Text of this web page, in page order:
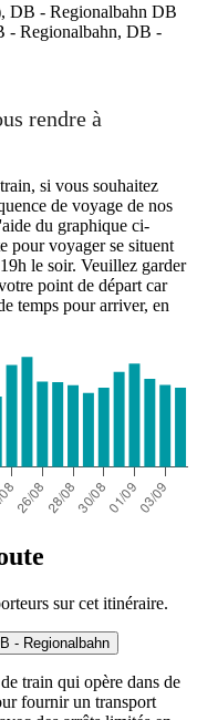
DB - Regionalbahn DB
- Regionalbahn, DB -
rendre à
si vous souhaitez
de voyage de nos
du graphique ci-
pour voyager se situent
le soir. Veuillez garder
point de départ car
temps pour arriver, en
sur cet itinéraire.
- Regionalbahn
train qui opère dans de
fournir un transport